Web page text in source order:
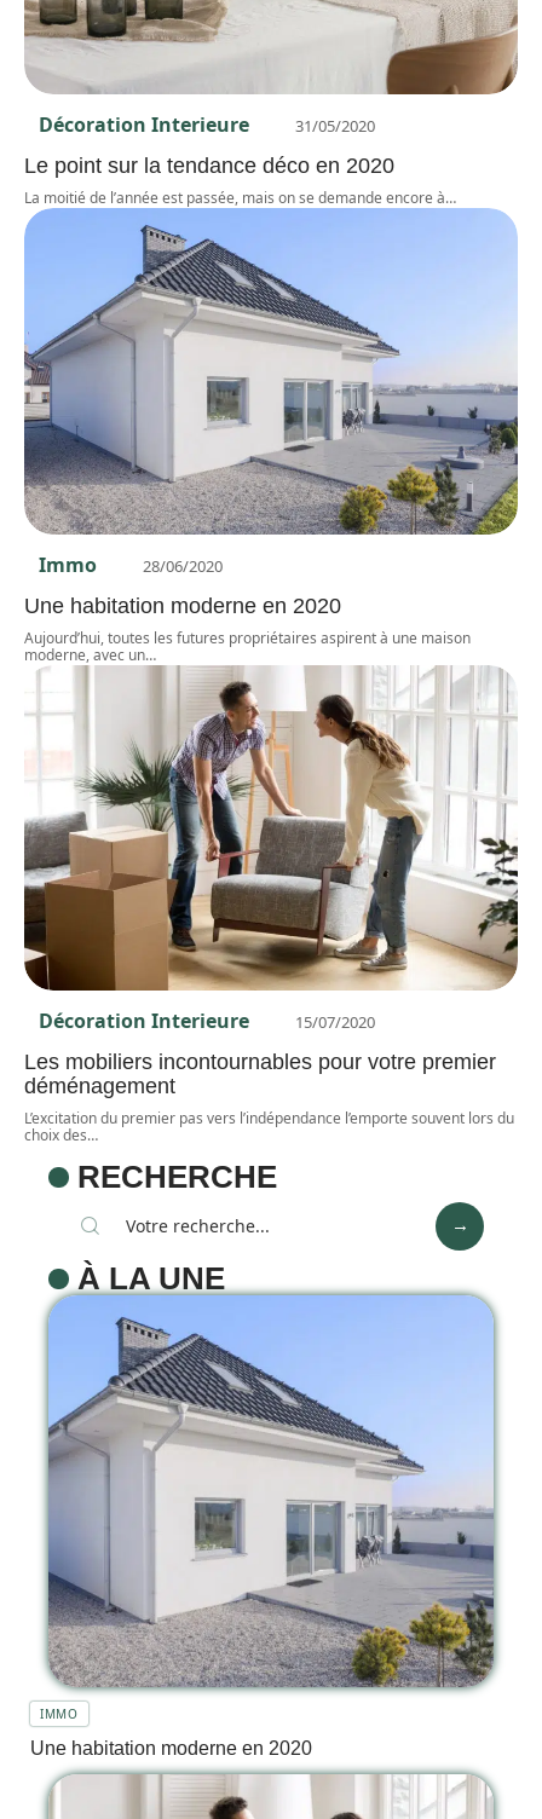
Décoration Interieure 31/05/2020
Le point sur la tendance déco en 2020
La moitié de l’année est passée, mais on se demande encore à…
Immo 28/06/2020
Une habitation moderne en 2020
Aujourd’hui, toutes les futures propriétaires aspirent à une maison
moderne, avec un…
Décoration Interieure 15/07/2020
Les mobiliers incontournables pour votre premier
déménagement
L’excitation du premier pas vers l’indépendance l’emporte souvent lors du
choix des…
RECHERCHE
À LA UNE
IMMO
Une habitation moderne en 2020